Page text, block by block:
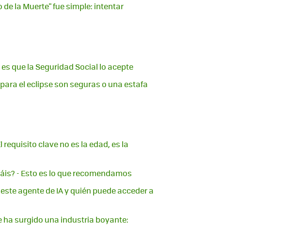
de la Muerte" fue simple: intentar
que la Seguridad Social lo acepte
el eclipse son seguras o una estafa
requisito clave no es la edad, es la
- Esto es lo que recomendamos
agente de IA y quién puede acceder a
surgido una industria boyante: